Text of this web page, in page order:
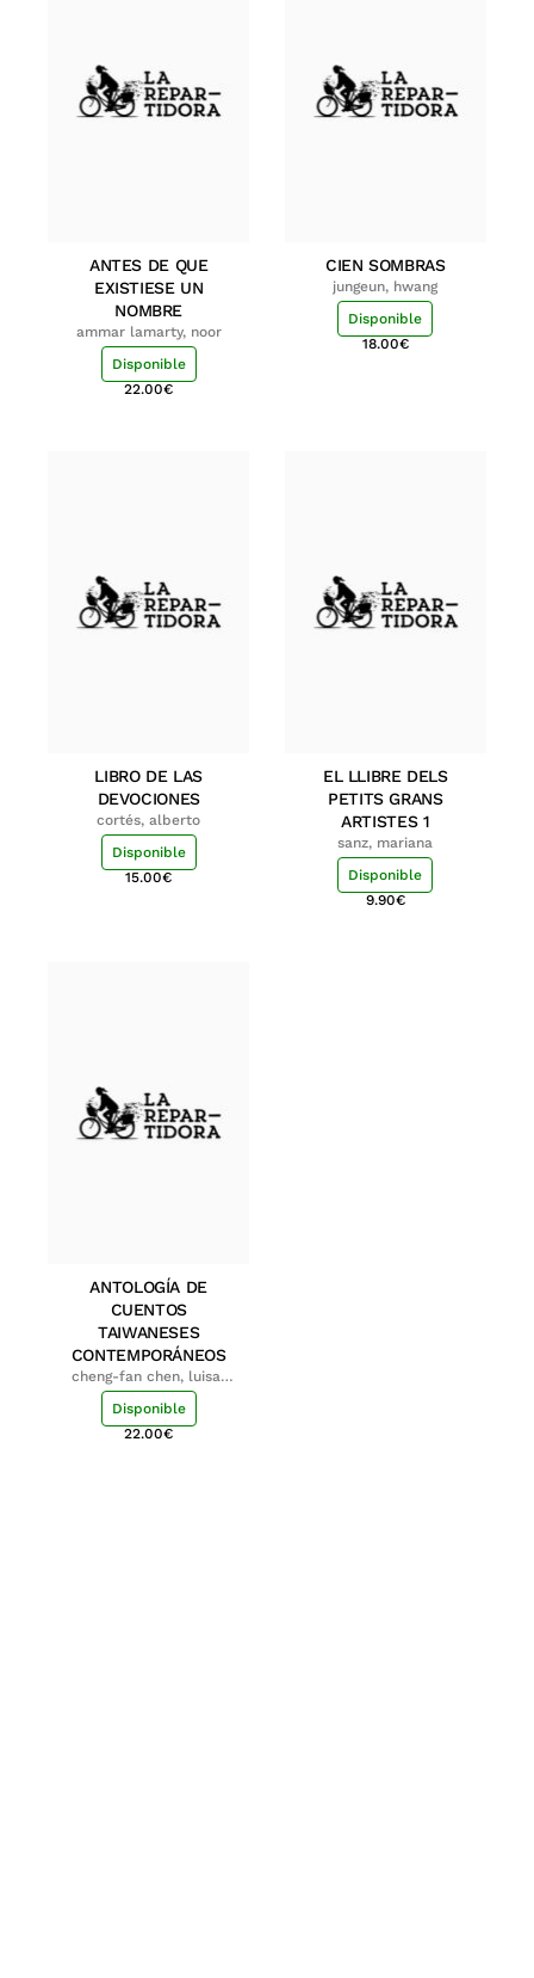
ANTES DE QUE
EXISTIESE UN
NOMBRE
ammar lamarty, noor
Disponible
22.00€
CIEN SOMBRAS
jungeun, hwang
Disponible
18.00€
LIBRO DE LAS
DEVOCIONES
cortés, alberto
Disponible
15.00€
EL LLIBRE DELS
PETITS GRANS
ARTISTES 1
sanz, mariana
Disponible
9.90€
ANTOLOGÍA DE
CUENTOS
TAIWANESES
CONTEMPORÁNEOS
cheng-fan chen, luisa;
shu-ying chang, luisa
Disponible
22.00€